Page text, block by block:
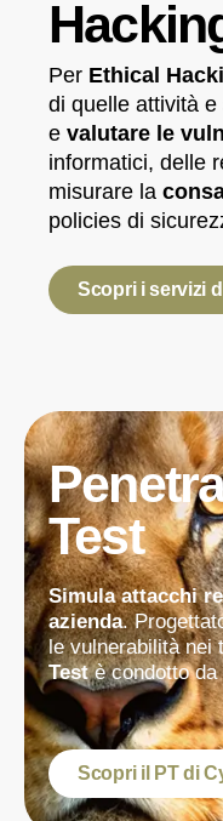
Per Ethical
di quelle attività
e valutare le
informatici, delle
misurare la
policies di
Scopri i servizi
Test
Simula attacchi
azienda.
le vulnerabilità
Testè condotto da
Scopri il PT di